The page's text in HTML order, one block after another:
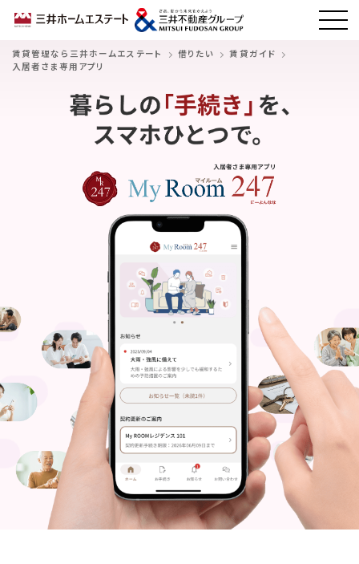
賃貸管理なら三井ホームエステート 借りたい
賃貸ガイド
入居者さま専用アプリ